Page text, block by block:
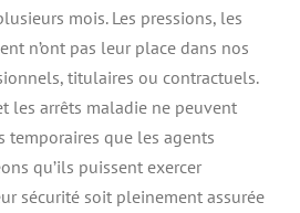
mois. Les pressions, les
n’ont pas leur place dans nos
titulaires ou contractuels.
les arrêts maladie ne peuvent
temporaires que les agents
qu’ils puissent exercer
sécurité soit pleinement assurée